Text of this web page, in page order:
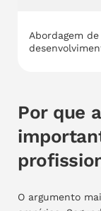
Abordagem de
Por que
O argumento